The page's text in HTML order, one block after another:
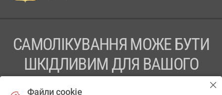
САМОЛІКУВАННЯ МОЖЕ БУТИ
ШКІДЛИВИМ ДЛЯ ВАШОГО
Файли cookie